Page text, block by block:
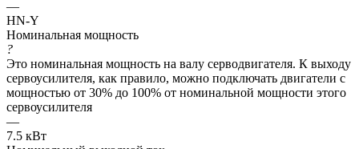
—
HN-Y
Номинальная мощность
?
Это номинальная мощность на валу серводвигателя. К выходу
сервоусилителя, как правило, можно подключать двигатели с
мощностью от 30% до 100% от номинальной мощности этого
сервоусилителя
—
7.5 кВт